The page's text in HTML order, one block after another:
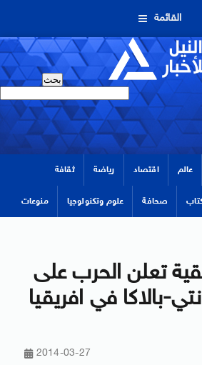
القائمة
عالم اقتصاد رياضة ثقافة
صحافة علوم وتكنولوجيا منوعات
تعلن الحرب على
بالاكا في افريقيا
2014-03-27